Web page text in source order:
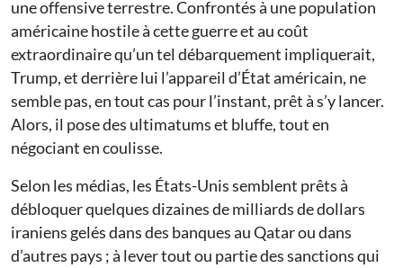
une offensive terrestre. Confrontés à une population
américaine hostile à cette guerre et au coût
extraordinaire qu’un tel débarquement impliquerait,
Trump, et derrière lui l’appareil d’État américain, ne
semble pas, en tout cas pour l’instant, prêt à s’y lancer.
Alors, il pose des ultimatums et bluffe, tout en
négociant en coulisse.
Selon les médias, les États-Unis semblent prêts à
débloquer quelques dizaines de milliards de dollars
iraniens gelés dans des banques au Qatar ou dans
d’autres pays ; à lever tout ou partie des sanctions qui